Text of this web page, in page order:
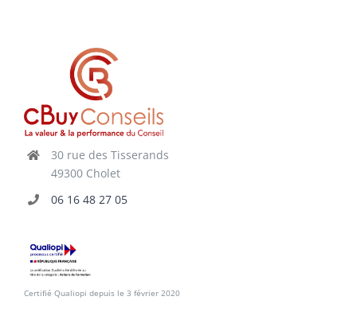
30 rue des Tisserands
49300 Cholet
06 16 48 27 05
Certifié Qualiopi depuis le 3 février 2020